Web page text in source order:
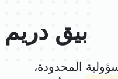
بيق دريم
المحدودة،